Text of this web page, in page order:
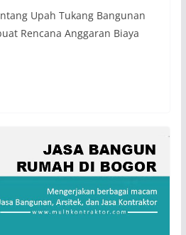
Upah Tukang Bangunan
Rencana Anggaran Biaya